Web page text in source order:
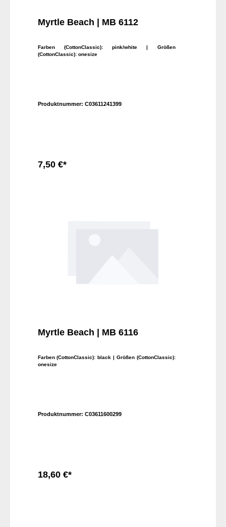
Myrtle Beach | MB 6112
Farben (CottonClassic): pink/white | Größen
(CottonClassic): onesize
Produktnummer: C03611241399
7,50 €*
Myrtle Beach | MB 6116
Farben (CottonClassic): black
| Größen (CottonClassic):
onesize
Produktnummer: C03611600299
18,60 €*